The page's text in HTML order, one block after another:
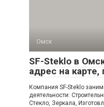
Омск
SF-Steklo в
адрес на
Компания SF-Steklo
деятельности:
Стекло, Зеркала,